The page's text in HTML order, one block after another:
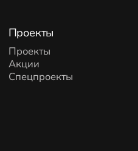
Проекты
Проекты
Акции
Спецпроекты